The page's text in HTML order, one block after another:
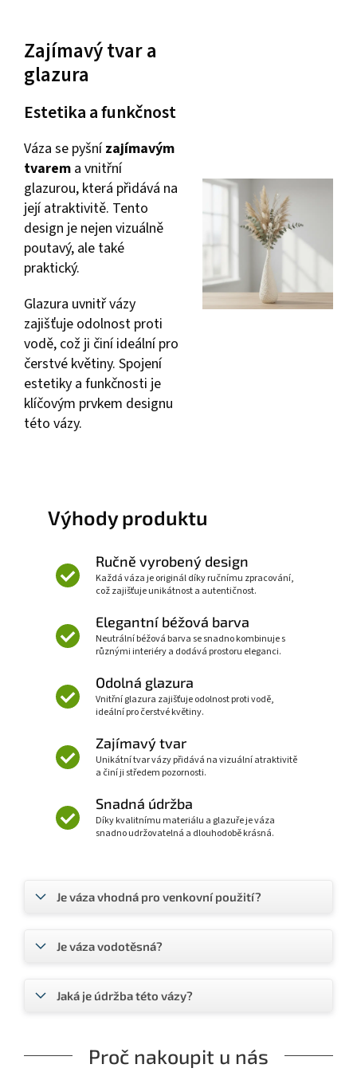
Zajímavý tvar a
glazura
Estetika a funkčnost
Váza se pyšnízajímavým
tvarem a vnitřní
glazurou, která přidává na
její atraktivitě. Tento
design je nejen vizuálně
poutavý, ale také
praktický.
Glazura uvnitř vázy
zajišťuje odolnost proti
vodě, což ji činí ideální pro
čerstvé květiny. Spojení
estetiky a funkčnosti je
klíčovým prvkem designu
této vázy.
Výhody produktu
Ručně vyrobený design
Každá váza je originál díky ručnímu zpracování,
což zajišťuje unikátnost a autentičnost.
Elegantní béžová barva
Neutrální béžová barva se snadno kombinuje s
různými interiéry a dodává prostoru eleganci.
Odolná glazura
Vnitřní glazura zajišťuje odolnost proti vodě,
ideální pro čerstvé květiny.
Zajímavý tvar
Unikátní tvar vázy přidává na vizuální atraktivitě
a činí ji středem pozornosti.
Snadná údržba
Díky kvalitnímu materiálu a glazuře je váza
snadno udržovatelná a dlouhodobě krásná.
Je váza vhodná pro venkovní použití?
Je váza vodotěsná?
Jaká je údržba této vázy?
Proč nakoupit u nás